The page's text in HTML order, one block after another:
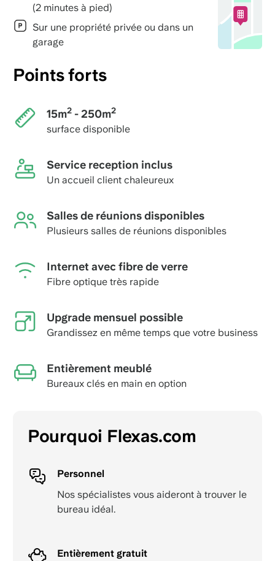
(2 minutes à pied)
Sur une propriété privée ou dans un
garage
Points forts
15m2- 250m2
surface disponible
Service reception inclus
Un accueil client chaleureux
Salles de réunions disponibles
Plusieurs salles de réunions disponibles
Internet avec fibre de verre
Fibre optique très rapide
Upgrade mensuel possible
Grandissez en même temps que votre business
Entièrement meublé
Bureaux clés en main en option
Pourquoi Flexas.com
Personnel
Nos spécialistes vous aideront à trouver le
bureau idéal.
Entièrement gratuit